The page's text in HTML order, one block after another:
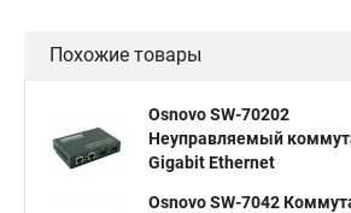
Похожие товары
Osnovo SW-70202
Неуправляемый
Gigabit Ethernet
Osnovo SW-7042